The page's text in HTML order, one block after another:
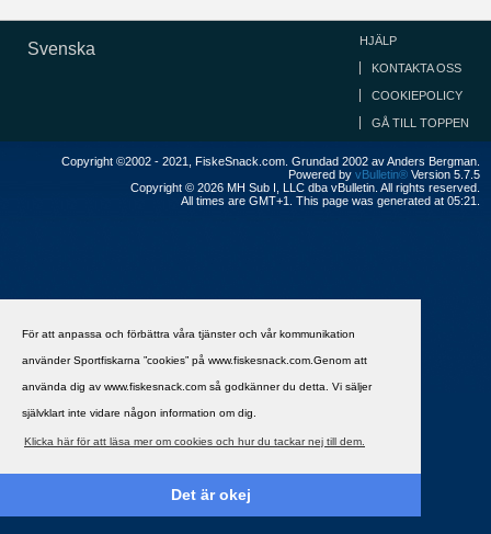
För att anpassa och förbättra våra tjänster och vår kommunikation
använder Sportfiskarna ”cookies” på www.fiskesnack.com.Genom att
använda dig av www.fiskesnack.com så godkänner du detta. Vi säljer
självklart inte vidare någon information om dig.
Klicka här för att läsa mer om cookies och hur du tackar nej till dem.
Det är okej
Svenska HJÄLP
KONTAKTA OSS
COOKIEPOLICY
GÅ TILL TOPPEN
Copyright ©2002 - 2021, FiskeSnack.com. Grundad 2002 av Anders Bergman.
Powered by vBulletin® Version 5.7.5
Copyright © 2026 MH Sub I, LLC dba vBulletin. All rights reserved.
All times are GMT+1. This page was generated at 05:21.